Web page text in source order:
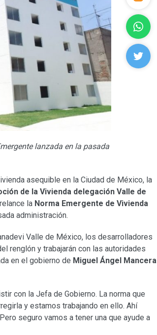
lanzada en la pasada
asequible en la Ciudad de México, la
de la Vivienda delegación Valle de
la Norma Emergente de Vivienda
administración.
Valle de México, los desarrolladores
renglón y trabajarán con las autoridades
en el gobierno de Miguel Ángel Mancera
con la Jefa de Gobierno. La norma que
y estamos trabajando en ello. Ahí
seguro vamos a tener una que ayude a